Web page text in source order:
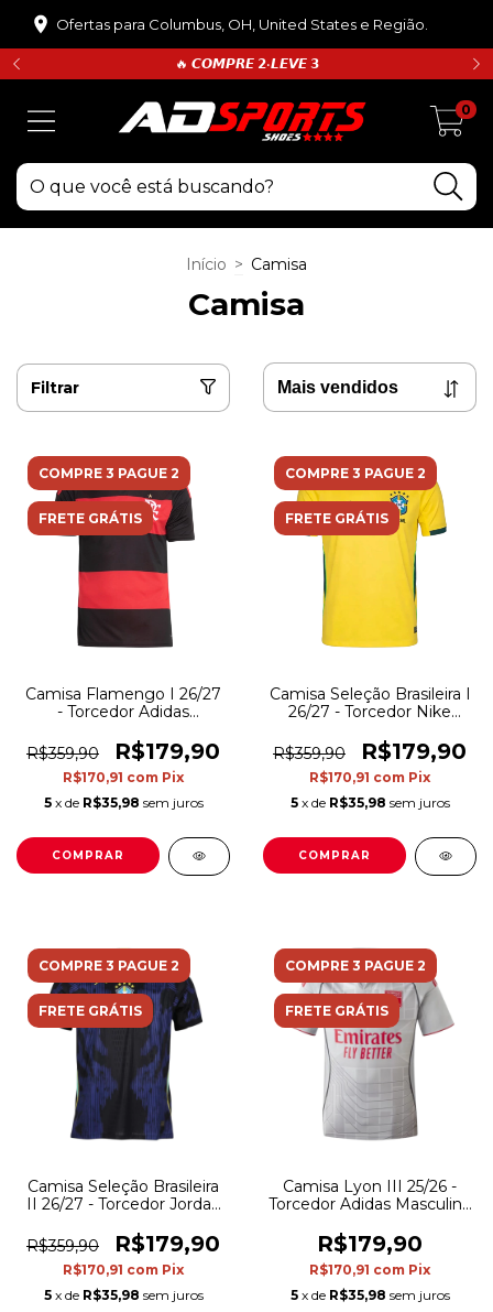
Ofertas para Columbus, OH, United States e Região.
🔥 𝘾𝙊𝙈𝙋𝙍𝙀 𝟮•𝙇𝙀𝙑𝙀 𝟯
0
Início > Camisa
Camisa
Filtrar
COMPRE 3 PAGUE 2
FRETE GRÁTIS
Camisa Flamengo I 26/27
- Torcedor Adidas
vermelha
R$359,90 R$179,90
R$170,91 com Pix
5 x de R$35,98 sem juros
COMPRAR
COMPRE 3 PAGUE 2
FRETE GRÁTIS
Camisa Seleção Brasileira I
26/27 - Torcedor Nike
R$359,90
R$179,90
R$170,91 com Pix
5 x de R$35,98 sem juros
COMPRAR
COMPRE 3 PAGUE 2
FRETE GRÁTIS
Camisa Seleção Brasileira
II 26/27 - Torcedor Jordan
R$359,90
R$179,90
R$170,91 com Pix
5 x de R$35,98 sem juros
COMPRE 3 PAGUE 2
FRETE GRÁTIS
Camisa Lyon III 25/26 -
Torcedor Adidas Masculina
R$179,90
R$170,91 com Pix
5 x de R$35,98 sem juros